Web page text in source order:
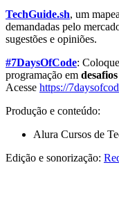
TechGuide.sh, um
demandadas pelo
sugestões e opiniões.
#7DaysOfCode:
programação em
Acesse https://
Produção e conteúdo:
Alura Cursos de
Edição e sonorização: